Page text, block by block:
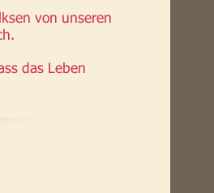
von unseren
das Leben